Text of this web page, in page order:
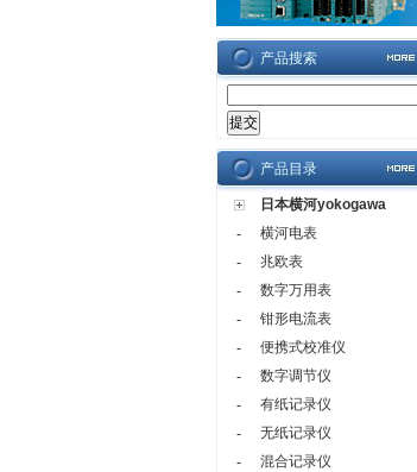
产品搜索
产品目录
日本横河yokogawa
-
横河电表
-
兆欧表
-
数字万用表
-
钳形电流表
-
便携式校准仪
-
数字调节仪
-
有纸记录仪
-
无纸记录仪
-
混合记录仪